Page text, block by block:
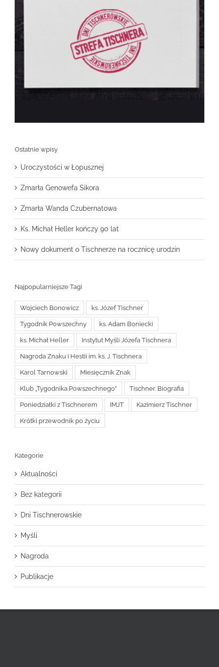
Ostatnie wpisy
Uroczystości w Łopusznej
Zmarła Genowefa Sikora
Zmarła Wanda Czubernatowa
Ks. Michał Heller kończy 90 lat
Nowy dokument o Tischnerze na rocznicę urodzin
Najpopularniejsze Tagi
Wojciech Bonowicz ks. Józef Tischner
Tygodnik Powszechny ks. Adam Boniecki
ks. Michał Heller Instytut Myśli Józefa Tischnera
Nagroda Znaku i Hestii im. ks. J. Tischnera
Karol Tarnowski Miesięcznik Znak
Klub „Tygodnika Powszechnego” Tischner. Biografia
Poniedziałki z Tischnerem IMJT Kazimierz Tischner
Krótki przewodnik po życiu
Kategorie
Aktualności
Bez kategorii
Dni Tischnerowskie
Myśli
Nagroda
Publikacje